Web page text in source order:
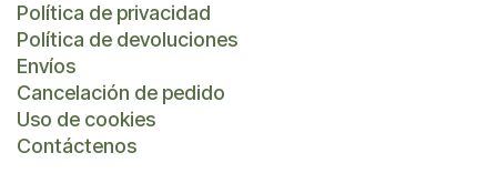
Política de privacidad
Política de devoluciones
Envíos
Cancelación de pedido
Uso de cookies
Contáctenos